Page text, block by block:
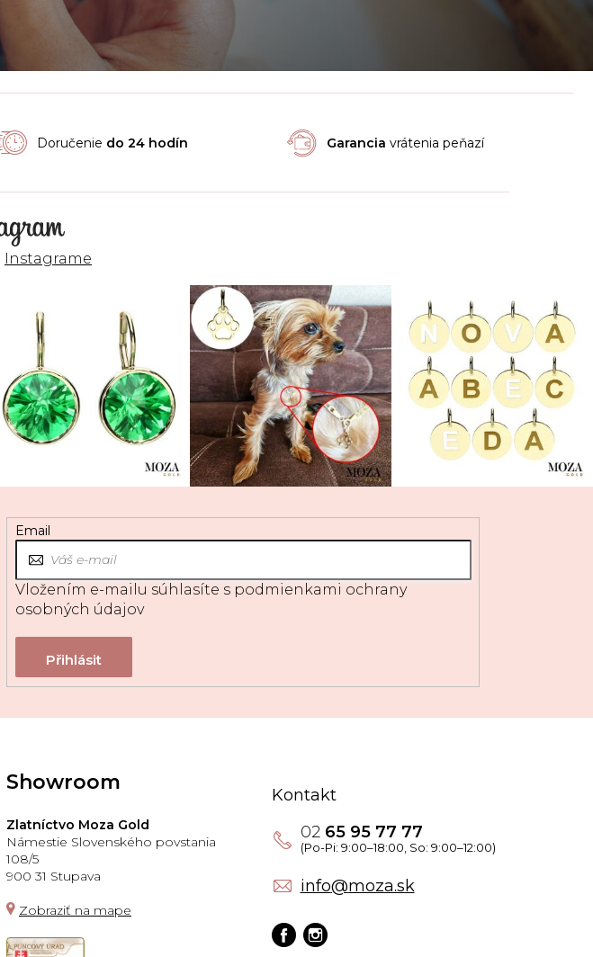
Doručenie do 24 hodín Garancia vrátenia peňazí
Instagrame
Email
Vložením e-mailu súhlasíte s podmienkami ochrany
osobných údajov
Showroom
Zlatníctvo Moza Gold
Námestie Slovenského povstania
108/5
900 31 Stupava
Zobraziť na mape
Kontakt
info@moza.sk
0265 95 77 77